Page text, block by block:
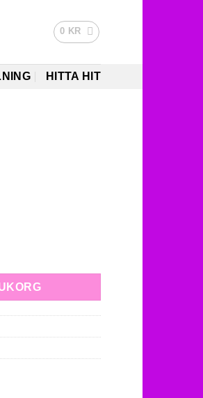
0 KR
HITTA HIT